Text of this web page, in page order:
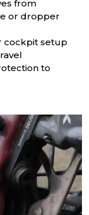
from
or dropper
cockpit setup
to